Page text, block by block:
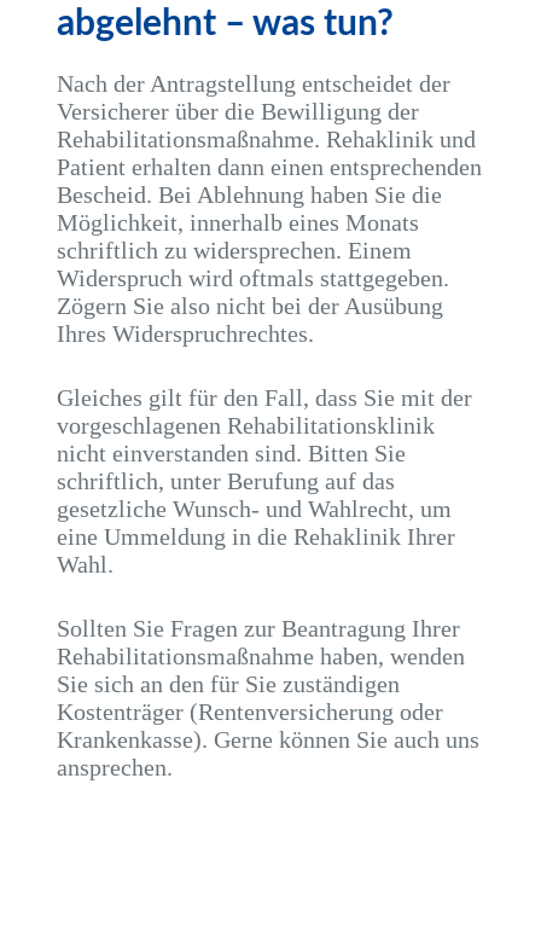
abgelehnt – was tun?
Nach der Antragstellung entscheidet der
Versicherer über die Bewilligung der
Rehabilitationsmaßnahme. Rehaklinik und
Patient erhalten dann einen entsprechenden
Bescheid. Bei Ablehnung haben Sie die
Möglichkeit, innerhalb eines Monats
schriftlich zu widersprechen. Einem
Widerspruch wird oftmals stattgegeben.
Zögern Sie also nicht bei der Ausübung
Ihres Widerspruchrechtes.
Gleiches gilt für den Fall, dass Sie mit der
vorgeschlagenen Rehabilitationsklinik
nicht einverstanden sind. Bitten Sie
schriftlich, unter Berufung auf das
gesetzliche Wunsch- und Wahlrecht, um
eine Ummeldung in die Rehaklinik Ihrer
Wahl.
Sollten Sie Fragen zur Beantragung Ihrer
Rehabilitationsmaßnahme haben, wenden
Sie sich an den für Sie zuständigen
Kostenträger (Rentenversicherung oder
Krankenkasse). Gerne können Sie auch uns
ansprechen.